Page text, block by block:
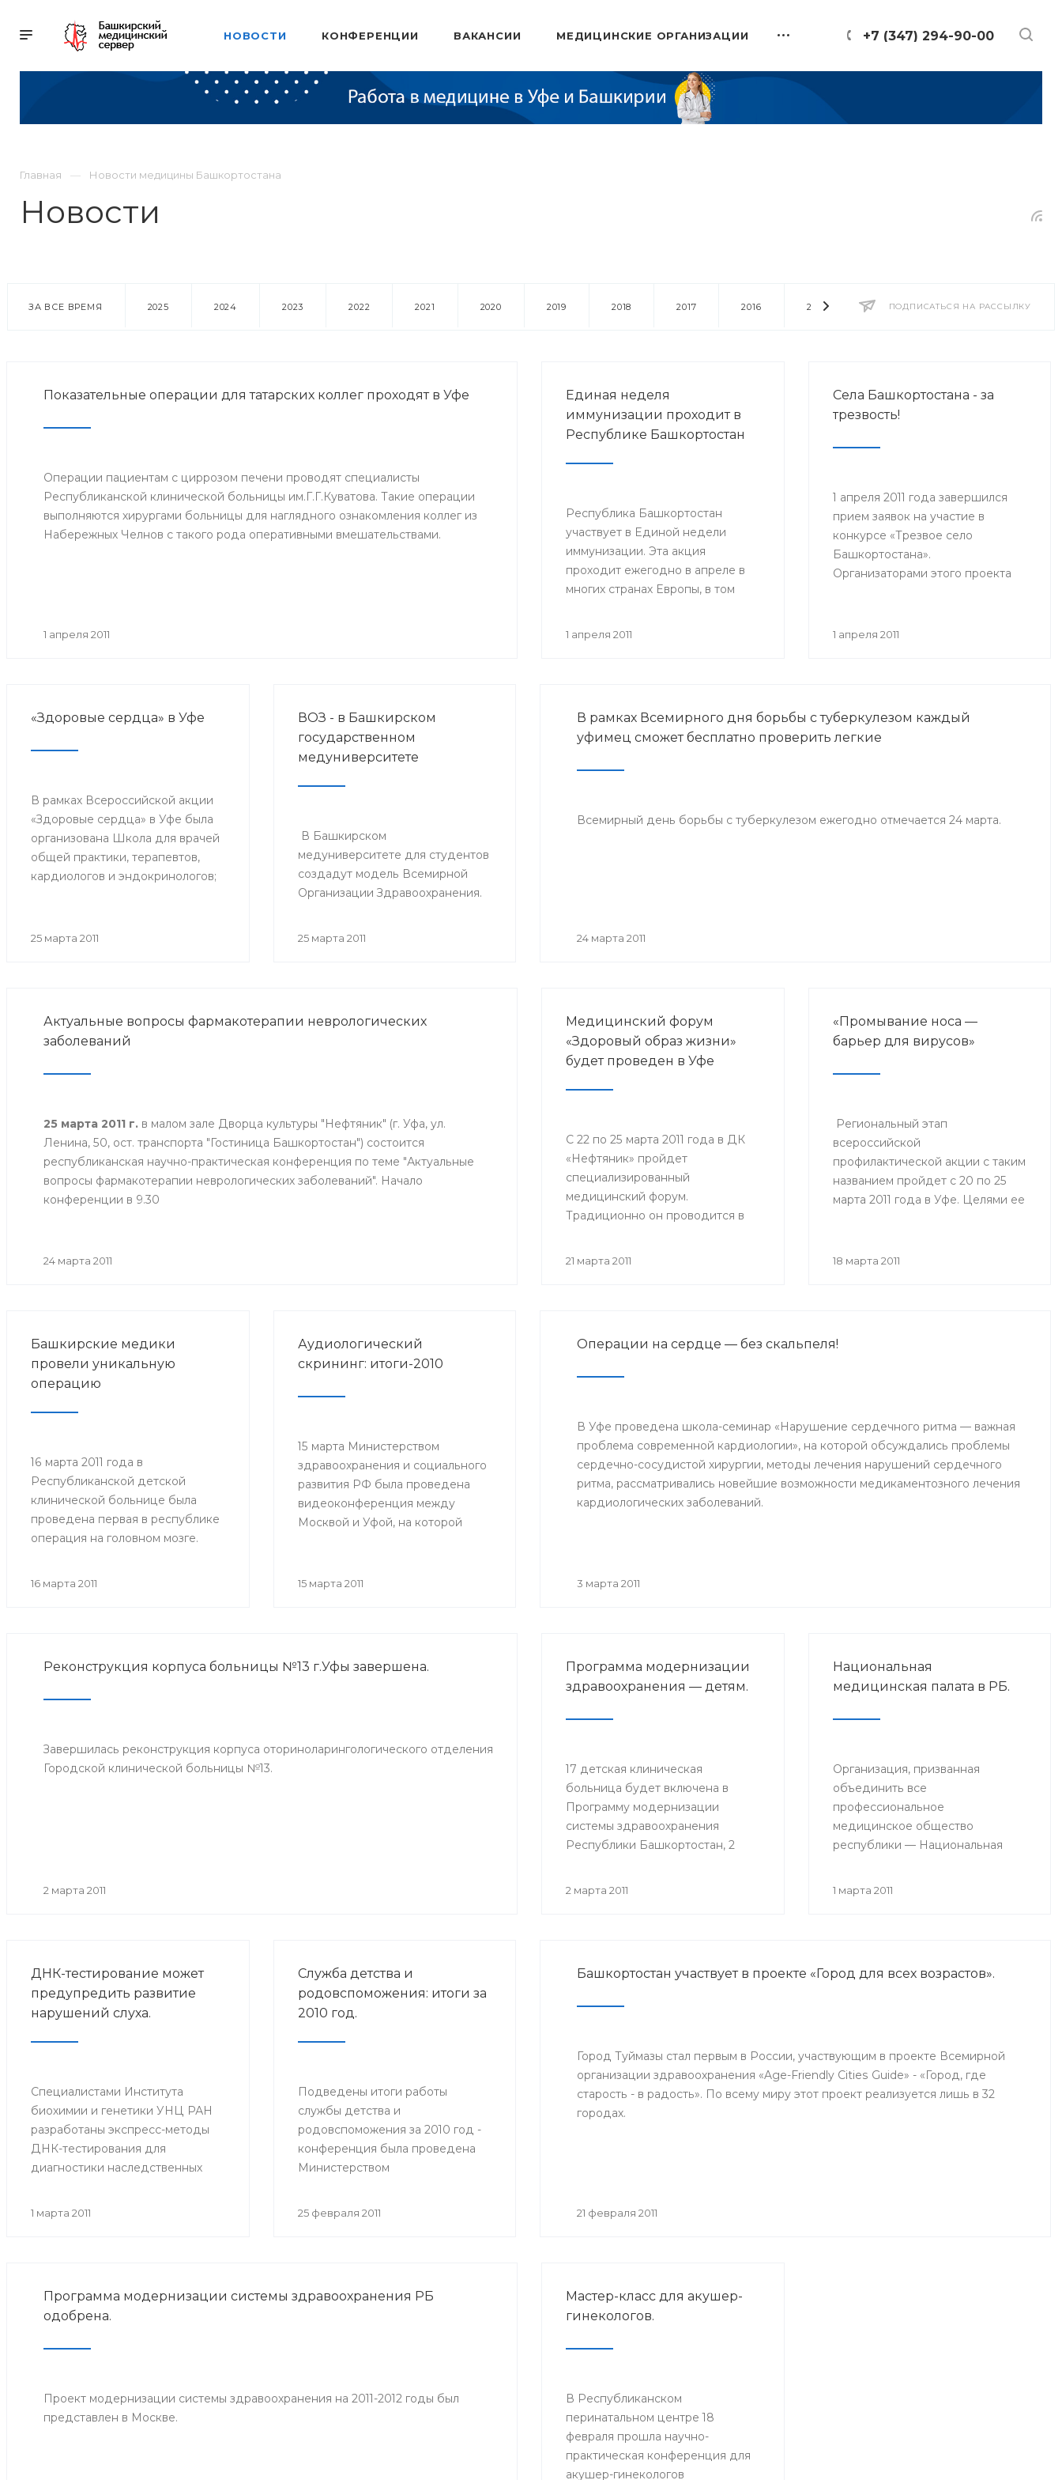
+7 (347) 294-90-00
НОВОСТИ КОНФЕРЕНЦИИ ВАКАНСИИ МЕДИЦИНСКИЕ ОРГАНИЗАЦИИ
Главная Новости медицины Башкортостана
Новости
ПОДПИСАТЬСЯ НА РАССЫЛКУ
ЗА ВСЕ ВРЕМЯ 2025 2024 2023 2022 2021 2020 2019 2018 2017 2016 2014 2013 2012 2011
Показательные операции для татарских коллег проходят в Уфе
Операции пациентам с циррозом печени проводят специалисты
Республиканской клинической больницы им.Г.Г.Куватова. Такие операции
выполняются хирургами больницы для наглядного ознакомления коллег из
Набережных Челнов с такого рода оперативными вмешательствами.
1 апреля 2011
Единая неделя
иммунизации проходит в
Республике Башкортостан
Республика Башкортостан
участвует в Единой недели
иммунизации. Эта акция
проходит ежегодно в апреле в
многих странах Европы, в том
1 апреля 2011
Села Башкортостана - за
трезвость!
1 апреля 2011 года завершился
прием заявок на участие в
конкурсе «Трезвое село
Башкортостана».
Организаторами этого проекта
Башкортостан», Министерство
Цель конкурса — пропаганда
здорового образа жизни и
самоуправления.
1 апреля 2011
«Здоровые сердца» в Уфе
В рамках Всероссийской акции
«Здоровые сердца» в Уфе была
организована Школа для врачей
общей практики, терапевтов,
кардиологов и эндокринологов;
профилактики сердечно-
проконсультироваться с
ведущими кардиологами
25 марта 2011
ВОЗ - в Башкирском
государственном
медуниверситете
В Башкирском
медуниверситете для студентов
создадут модель Всемирной
Организации Здравоохранения.
25 марта 2011
В рамках Всемирного дня борьбы с туберкулезом каждый
уфимец сможет бесплатно проверить легкие
Всемирный день борьбы с туберкулезом ежегодно отмечается 24 марта.
24 марта 2011
Актуальные вопросы фармакотерапии неврологических
заболеваний
25 марта 2011 г. в малом зале Дворца культуры "Нефтяник" (г. Уфа, ул.
Ленина, 50, ост. транспорта "Гостиница Башкортостан") состоится
республиканская научно-практическая конференция по теме "Актуальные
вопросы фармакотерапии неврологических заболеваний". Начало
конференции в 9.30
24 марта 2011
Медицинский форум
«Здоровый образ жизни»
будет проведен в Уфе
С 22 по 25 марта 2011 года в ДК
«Нефтяник» пройдет
специализированный
медицинский форум.
Традиционно он проводится в
21 марта 2011
«Промывание носа —
барьер для вирусов»
Региональный этап
всероссийской
профилактической акции с таким
названием пройдет с 20 по 25
марта 2011 года в Уфе. Целями ее
инфекциями, профилактика и
18 марта 2011
Башкирские медики
провели уникальную
операцию
16 марта 2011 года в
Республиканской детской
клинической больнице была
проведена первая в республике
операция на головном мозге.
16 марта 2011
Аудиологический
скрининг: итоги-2010
15 марта Министерством
здравоохранения и социального
развития РФ была проведена
видеоконференция между
Москвой и Уфой, на которой
аудиологического скрининга за
15 марта 2011
Операции на сердце — без скальпеля!
В Уфе проведена школа-семинар «Нарушение сердечного ритма — важная
проблема современной кардиологии», на которой обсуждались проблемы
сердечно-сосудистой хирургии, методы лечения нарушений сердечного
ритма, рассматривались новейшие возможности медикаментозного лечения
кардиологических заболеваний.
3 марта 2011
Реконструкция корпуса больницы №13 г.Уфы завершена.
Завершилась реконструкция корпуса оториноларингологического отделения
Городской клинической больницы №13.
2 марта 2011
Программа модернизации
здравоохранения — детям.
17 детская клиническая
больница будет включена в
Программу модернизации
системы здравоохранения
Республики Башкортостан, 2
2 марта 2011
Национальная
медицинская палата в РБ.
Организация, призванная
объединить все
профессиональное
медицинское общество
республики — Национальная
1 марта 2011
ДНК-тестирование может
предупредить развитие
нарушений слуха.
Специалистами Института
биохимии и генетики УНЦ РАН
разработаны экспресс-методы
ДНК-тестирования для
диагностики наследственных
1 марта 2011
Служба детства и
родовспоможения: итоги за
2010 год.
Подведены итоги работы
службы детства и
родовспоможения за 2010 год -
конференция была проведена
Министерством
Башкортостан 25 февраля 2011
25 февраля 2011
Башкортостан участвует в проекте «Город для всех возрастов».
Город Туймазы стал первым в России, участвующим в проекте Всемирной
организации здравоохранения «Age-Friendly Cities Guide» - «Город, где
старость - в радость». По всему миру этот проект реализуется лишь в 32
городах.
21 февраля 2011
Программа модернизации системы здравоохранения РБ
одобрена.
Проект модернизации системы здравоохранения на 2011-2012 годы был
представлен в Москве.
Мастер-класс для акушер-
гинекологов.
В Республиканском
перинатальном центре 18
февраля прошла научно-
практическая конференция для
акушер-гинекологов